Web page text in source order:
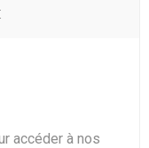
accéder à nos